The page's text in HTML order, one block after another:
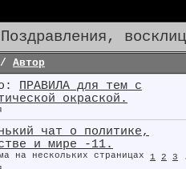
/ Автор
ПРАВИЛА для тем с
окраской.
чат о политике,
и мире -11.
1 2 3